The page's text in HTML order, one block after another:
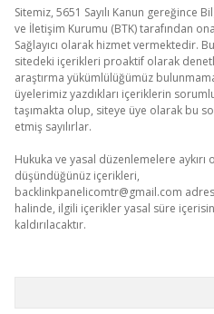
Sitemiz, 5651 Sayılı Kanun gereğince
ve İletişim Kurumu (BTK) tarafından
Sağlayıcı olarak hizmet vermektedir.
sitedeki içerikleri proaktif olarak
araştırma yükümlülüğümüz
üyelerimiz yazdıkları içeriklerin
taşımakta olup, siteye üye olarak bu
etmiş sayılırlar.
Hukuka ve yasal düzenlemelere aykırı
düşündüğünüz içerikleri,
backlinkpanelicomtr@gmail.com
halinde, ilgili içerikler yasal süre
kaldırılacaktır.